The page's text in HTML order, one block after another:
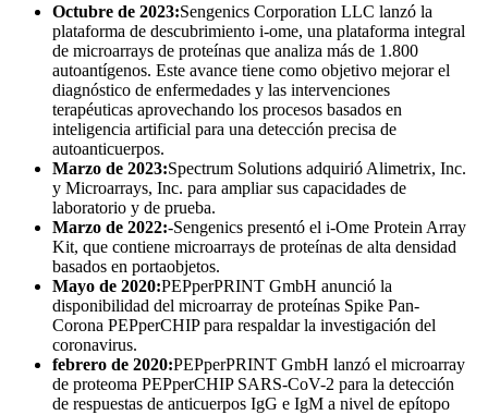
Octubre de 2023:Sengenics Corporation LLC lanzó la
plataforma de descubrimiento i-ome, una plataforma integral
de microarrays de proteínas que analiza más de 1.800
autoantígenos. Este avance tiene como objetivo mejorar el
diagnóstico de enfermedades y las intervenciones
terapéuticas aprovechando los procesos basados ​​en
inteligencia artificial para una detección precisa de
autoanticuerpos.
Marzo de 2023:Spectrum Solutions adquirió Alimetrix, Inc.
y Microarrays, Inc. para ampliar sus capacidades de
laboratorio y de prueba.
Marzo de 2022:-Sengenics presentó el i-Ome Protein Array
Kit, que contiene microarrays de proteínas de alta densidad
basados ​​en portaobjetos.
Mayo de 2020:PEPperPRINT GmbH anunció la
disponibilidad del microarray de proteínas Spike Pan-
Corona PEPperCHIP para respaldar la investigación del
coronavirus.
febrero de 2020:PEPperPRINT GmbH lanzó el microarray
de proteoma PEPperCHIP SARS-CoV-2 para la detección
de respuestas de anticuerpos IgG e IgM a nivel de epítopo